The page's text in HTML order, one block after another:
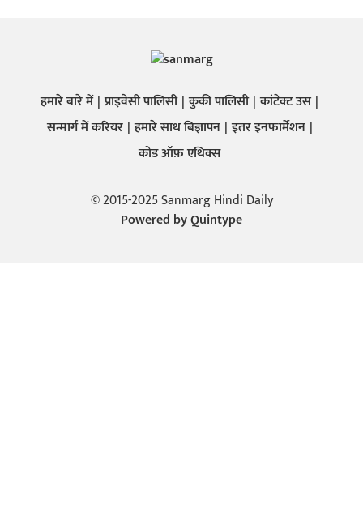
हमारे बारे में प्राइवेसी पालिसी कुकी पालिसी कांटेक्ट उस
सन्मार्ग में करियर हमारे साथ बिज्ञापन इतर इनफार्मेशन
कोड ऑफ़ एथिक्स
© 2015-2025 Sanmarg Hindi Daily
Powered byQuintype